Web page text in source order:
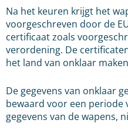
Na het keuren krijgt het
voorgeschreven door de
certificaat zoals
verordening. De
het land van onklaar
De gegevens van onklaar
bewaard voor een periode
gegevens van de wapens,